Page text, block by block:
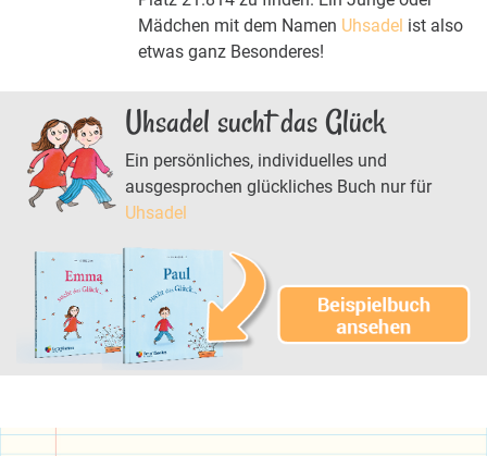
Mädchen mit dem Namen Uhsadel ist also
etwas ganz Besonderes!
Uhsadel sucht das Glück
Ein persönliches, individuelles und
ausgesprochen glückliches Buch nur für
Uhsadel